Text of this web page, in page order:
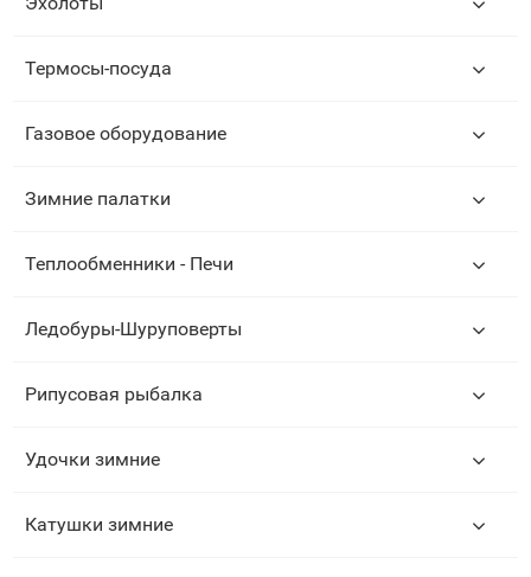
Термосы-посуда
Газовое оборудование
Зимние палатки
Теплообменники - Печи
Ледобуры-Шуруповерты
Рипусовая рыбалка
Удочки зимние
Катушки зимние